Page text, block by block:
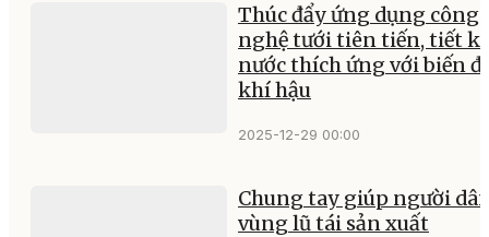
Thúc đẩy ứng dụng công
nghệ tưới tiên tiến, tiết
nước thích ứng với biến
khí hậu
2025-12-29 00:00
Chung tay giúp người
vùng lũ tái sản xuất